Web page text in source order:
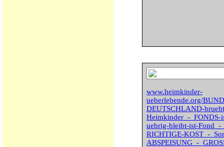
www.heimkinder-
ueberlebende.org/
DEUTSCHLAND-
Heimkinder_-_FONDS-
uebrig-bleibt-ist-Fond_-
RICHTIGE-KOST_-
ABSPEISUNG_-